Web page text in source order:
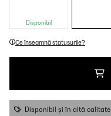
Disponibil
Ce înseamnă statusurile?
Disponibil și în altă calitate